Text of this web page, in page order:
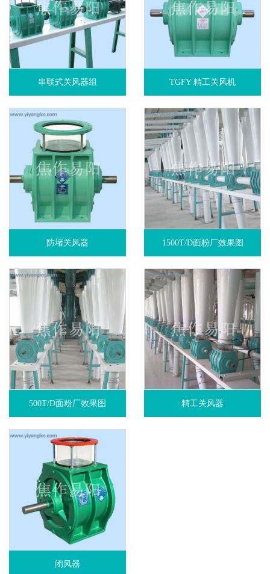
串联式关风器组 TGFY 精工关风机
防堵关风器 1500T/D面粉厂效果图
500T/D面粉厂效果图 精工关风器
闭风器